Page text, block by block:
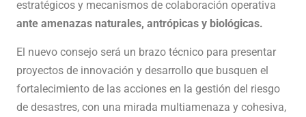
estratégicos y mecanismos de colaboración operativa
ante amenazas naturales, antrópicas y biológicas.
El nuevo consejo será un brazo técnico para presentar
proyectos de innovación y desarrollo que busquen el
fortalecimiento de las acciones en la gestión del riesgo
de desastres, con una mirada multiamenaza y cohesiva,